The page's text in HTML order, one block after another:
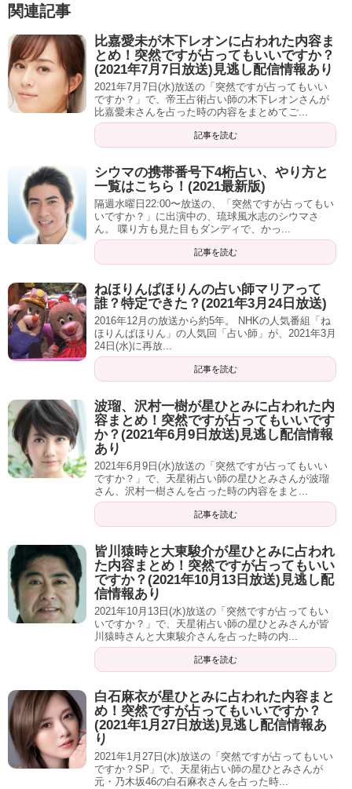
同い歳は基本避けた方が良くて。
ミッツ「辞めたマネージャー『同い歳』でした」
同い歳はいつか歪みが出るんですよ。
ミッツ「ふふっ」
(歳が)一つ下とかスゴい相性いいんですよ。
ミッツ「一つ下！？」
一つ下。もしくは一つ上。
ミッツ「あ、そうですか！分かりました」
峯岸さんだと・・・。
タレント 峯岸みなみ28歳 性格・性質 携帯
番号下4桁合計24
峯岸さんの携帯下4桁合計『24』。これスゴくいい数字なん
ですよ。『無から有を生む』って色んなものを全部吸収す
る、キャッチすることができる。全てを掴むことができる
っていうくらいスゴくいい数字なんですよ。
峯岸「はい。『13歳』」
ミッツ「13歳、中1ですよ。その時に入って本当それこそ
『無』から『有』になったよね」
13(歳)14(歳)で『大きく変わる』とか『変化する』っていう
ッコ良くなるために』『どうすればいいか』っていう試行
錯誤でとにかく走っているっていう。
峯岸「どこが間違ってますか？ちょっと・・・(人生)振り返
ると。『可愛いくなろう』『カッコ良くなろう』って13歳
関連記事
比嘉愛未が木下レオンに占われた内容ま
とめ！突然ですが占ってもいいですか？
(2021年7月7日放送)見逃し配信情報あり
2021年7月7日(水)放送の「突然ですが占ってもいい
ですか？」で、帝王占術占い師の木下レオンさんが
比嘉愛未さんを占った時の内容をまとめてご...
記事を読む
シウマの携帯番号下4桁占い、やり方と
一覧はこちら！(2021最新版)
隔週水曜日22:00〜放送の、「突然ですが占ってもい
いですか？」に出演中の、琉球風水志のシウマさ
ん。 喋り方も見た目もダンディで、かっ...
記事を読む
ねほりんぱほりんの占い師マリアって
誰？特定できた？(2021年3月24日放送)
2016年12月の放送から約5年。 NHKの人気番組「ね
ほりんぱほりん」の人気回「占い師」が、2021年3月
24日(水)に再放...
記事を読む
波瑠、沢村一樹が星ひとみに占われた内
容まとめ！突然ですが占ってもいいです
か？(2021年6月9日放送)見逃し配信情報
あり
2021年6月9日(水)放送の「突然ですが占ってもいい
ですか？」で、天星術占い師の星ひとみさんが波瑠
さん、沢村一樹さんを占った時の内容をまと...
記事を読む
皆川猿時と大東駿介が星ひとみに占われ
た内容まとめ！突然ですが占ってもいい
ですか？(2021年10月13日放送)見逃し配
信情報あり
2021年10月13日(水)放送の「突然ですが占ってもい
いですか？」で、天星術占い師の星ひとみさんが皆
川猿時さんと大東駿介さんを占った時の内...
記事を読む
白石麻衣が星ひとみに占われた内容まと
め！突然ですが占ってもいいですか？
(2021年1月27日放送)見逃し配信情報あ
り
2021年1月27日(水)放送の「突然ですが占ってもいい
ですか？SP」で、天星術占い師の星ひとみさんが
元・乃木坂46の白石麻衣さんを占った時...